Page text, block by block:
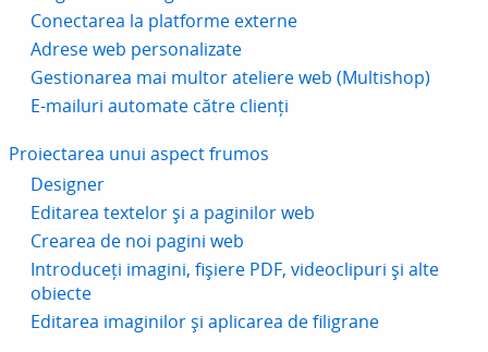
Conectarea la platforme externe
Adrese web personalizate
Gestionarea mai multor ateliere web (Multishop)
E-mailuri automate către clienți
Proiectarea unui aspect frumos
Designer
Editarea textelor și a paginilor web
Crearea de noi pagini web
Introduceți imagini, fișiere PDF, videoclipuri și alte
obiecte
Editarea imaginilor și aplicarea de filigrane